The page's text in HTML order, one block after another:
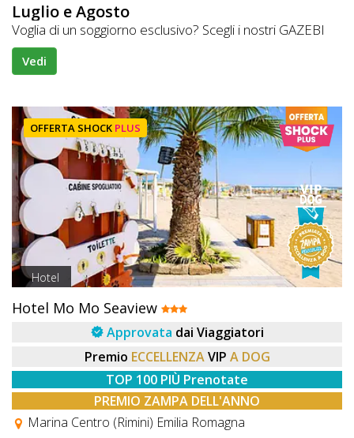
Luglio e Agosto
Voglia di un soggiorno esclusivo? Scegli i nostri GAZEBI
Vedi
OFFERTA SHOCK PLUS
Hotel
Hotel Mo Mo Seaview
Approvata dai Viaggiatori
Premio ECCELLENZA VIP A DOG
TOP 100 PIÙ Prenotate
PREMIO ZAMPA DELL'ANNO
Marina Centro (Rimini) Emilia Romagna